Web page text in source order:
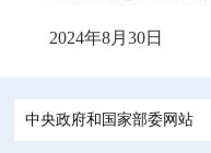
2024年8月30日
中央政府和国家部委网站